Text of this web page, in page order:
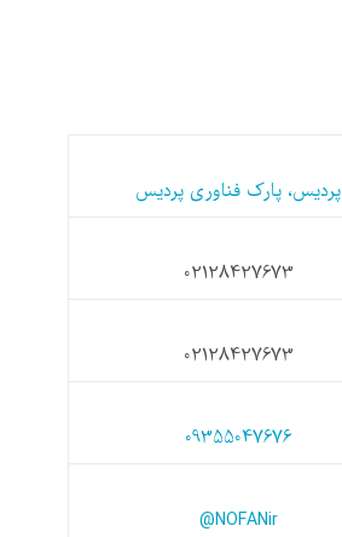
پردیس، پارک فناوری پردیس
02128427673
02128427673
09355047676
@NOFANir